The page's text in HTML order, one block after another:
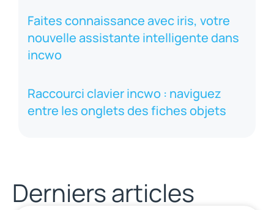
Faites connaissance avec iris, votre
nouvelle assistante intelligente dans
incwo
Raccourci clavier incwo : naviguez
entre les onglets des fiches objets
Derniers articles